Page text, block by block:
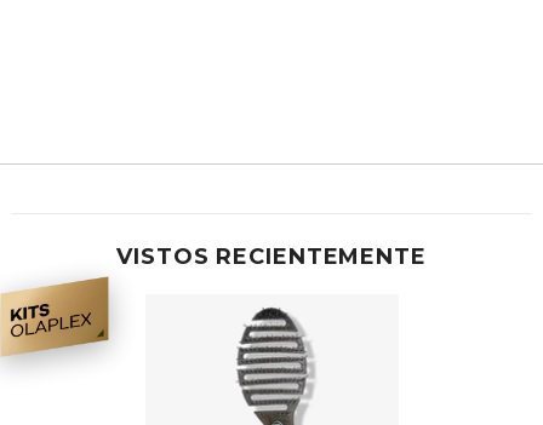
VISTOS RECIENTEMENTE